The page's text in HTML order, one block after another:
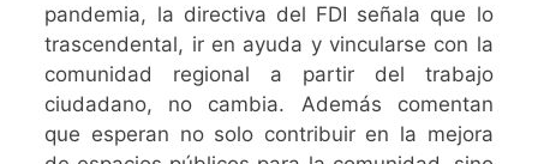
pandemia, la directiva del FDI señala que lo
trascendental, ir en ayuda y vincularse con la
comunidad regional a partir del trabajo
ciudadano, no cambia. Además comentan
que esperan no solo contribuir en la mejora